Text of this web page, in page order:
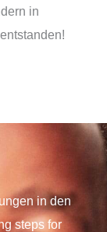
in
in den
steps for